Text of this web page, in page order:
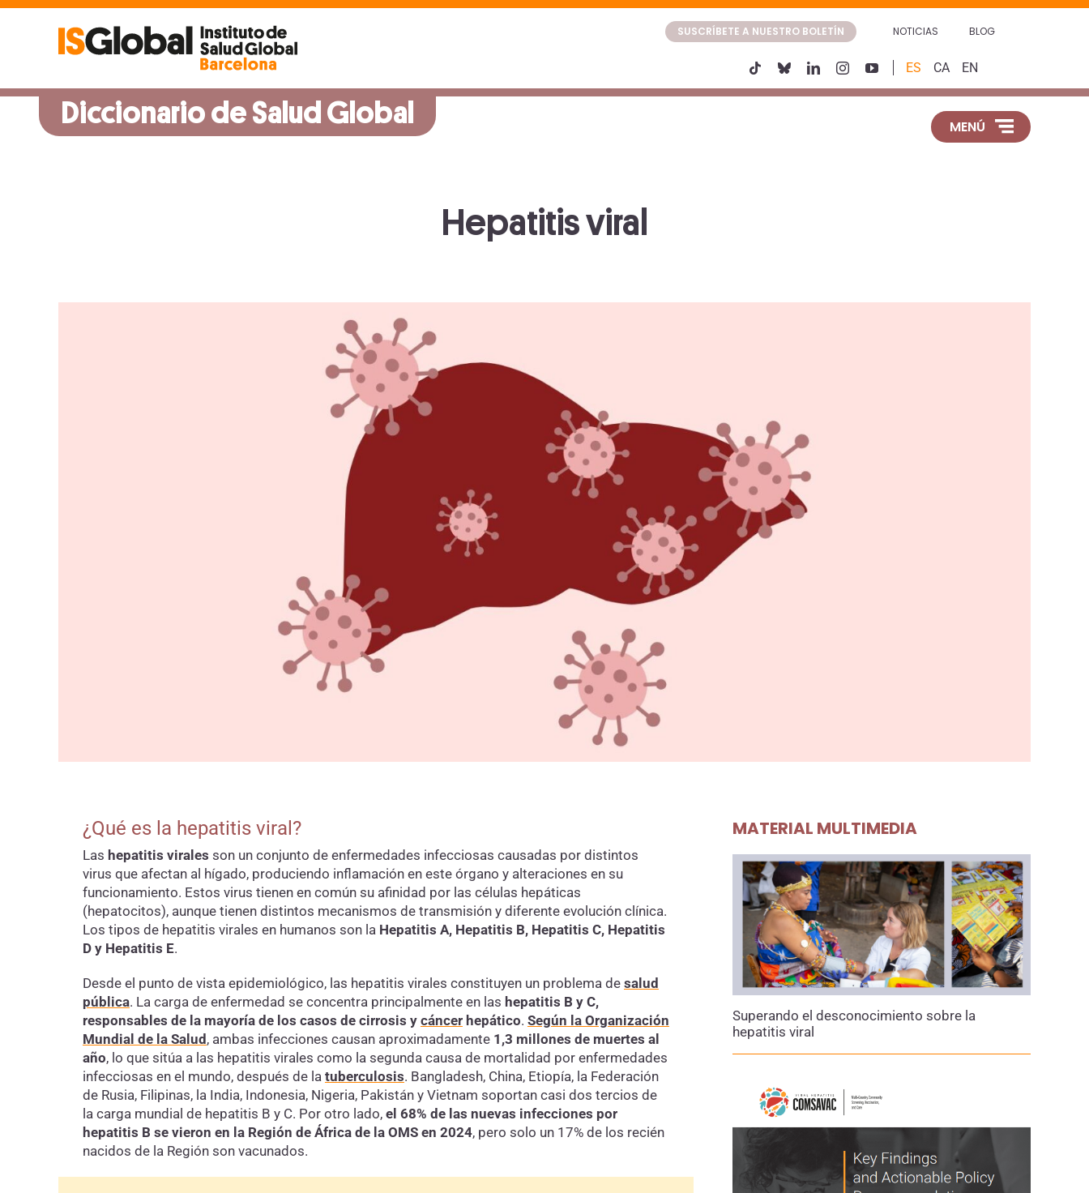
Skip
SUSCRÍBETE A NUESTRO BOLETÍN NOTICIAS BLOG
ES CA EN
MENÚ
Diccionario de Salud Global
Hepatitis viral
¿Qué es la hepatitis viral?
Las hepatitis virales son un conjunto de enfermedades infecciosas causadas por distintos
virus que afectan al hígado, produciendo inflamación en este órgano y alteraciones en su
funcionamiento. Estos virus tienen en común su afinidad por las células hepáticas
(hepatocitos), aunque tienen distintos mecanismos de transmisión y diferente evolución clínica.
Los tipos de hepatitis virales en humanos son la Hepatitis A, Hepatitis B, Hepatitis C, Hepatitis
D y Hepatitis E.
Desde el punto de vista epidemiológico, las hepatitis virales constituyen un problema de salud
pública. La carga de enfermedad se concentra principalmente en las hepatitis B y C,
responsables de la mayoría de los casos de cirrosis y cáncerhepático. Según la Organización
Mundial de la Salud , ambas infecciones causan aproximadamente 1,3 millones de muertes al
año, lo que sitúa a las hepatitis virales como la segunda causa de mortalidad por enfermedades
infecciosas en el mundo, después de la tuberculosis. Bangladesh, China, Etiopía, la Federación
de Rusia, Filipinas, la India, Indonesia, Nigeria, Pakistán y Vietnam soportan casi dos tercios de
la carga mundial de hepatitis B y C. Por otro lado, el 68% de las nuevas infecciones por
hepatitis B se vieron en la Región de África de la OMS en 2024, pero solo un 17% de los recién
nacidos de la Región son vacunados.
MATERIAL MULTIMEDIA
Superando el desconocimiento sobre la
hepatitis viral